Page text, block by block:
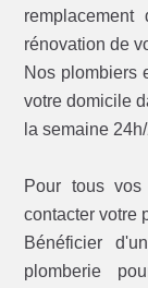
rénovation de
Nos plombiers
votre domicile
la semaine
Pour tous
contacter votre
Bénéficier
plomberie